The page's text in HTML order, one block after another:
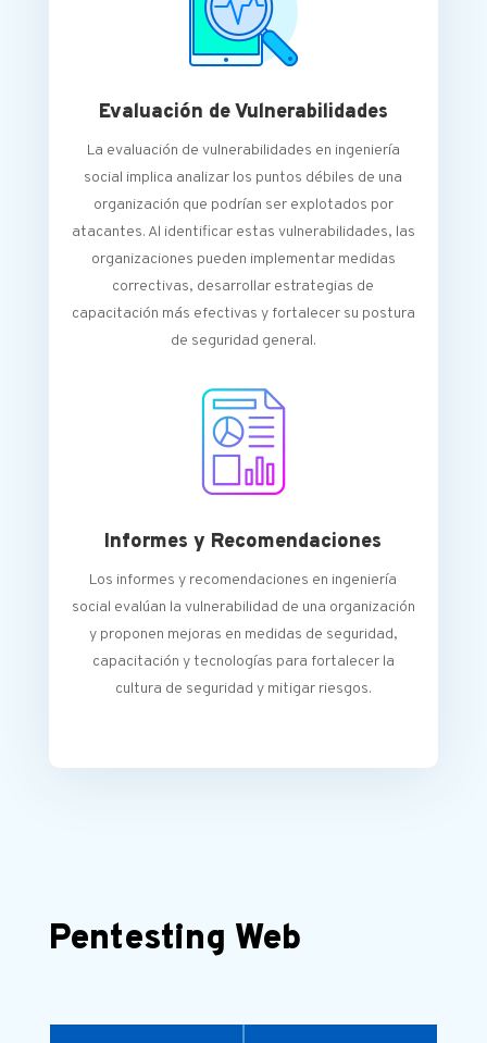
Evaluación de Vulnerabilidades
La evaluación de vulnerabilidades en ingeniería
social implica analizar los puntos débiles de una
organización que podrían ser explotados por
atacantes. Al identificar estas vulnerabilidades, las
organizaciones pueden implementar medidas
correctivas, desarrollar estrategias de
capacitación más efectivas y fortalecer su postura
de seguridad general.
Informes y Recomendaciones
Los informes y recomendaciones en ingeniería
social evalúan la vulnerabilidad de una organización
y proponen mejoras en medidas de seguridad,
capacitación y tecnologías para fortalecer la
cultura de seguridad y mitigar riesgos.
Pentesting Web